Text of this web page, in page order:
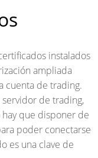
instalados
ampliada
cuenta de trading.
servidor de trading,
que disponer de
poder conectarse
es una clave de